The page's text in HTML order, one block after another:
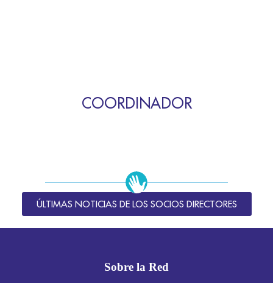
COORDINADOR
ÚLTIMAS NOTICIAS DE LOS SOCIOS DIRECTORES
Sobre la Red